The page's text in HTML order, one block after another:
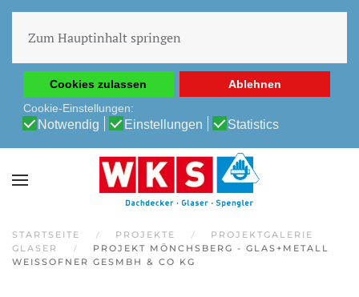
Erfahrung auf unserer Website zu ermöglichen.
Cookie-Richtlinie
Datenschutz-Bestimmungen
Cookies zulassen
Ablehnen
Cookie-Einstellungen:
Notwendig Einstellungen Statistics
Zum Hauptinhalt springen
STARTSEITE PROJEKTE
PROJEKTGALERIE
GLASER
PROJEKT MÖNCHSBERG - GLAS+METALL
WEISSOFNER GESMBH & CO KG